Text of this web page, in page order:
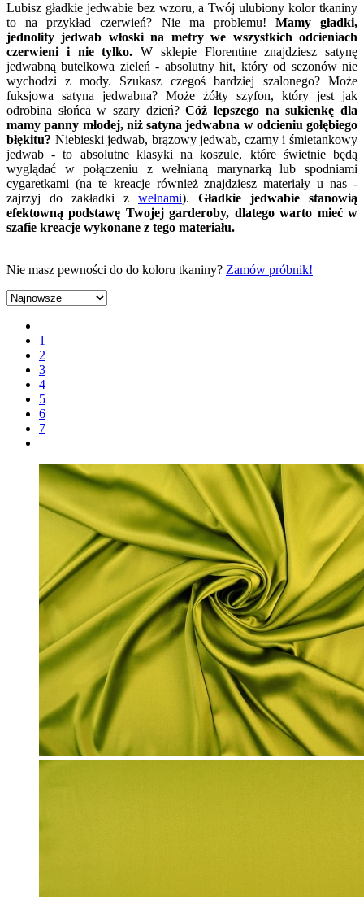
Lubisz gładkie jedwabie bez wzoru, a Twój ulubiony kolor tkaniny
to na przykład czerwień? Nie ma problemu! Mamy gładki,
jednolity jedwab włoski na metry we wszystkich odcieniach
czerwieni i nie tylko. W sklepie Florentine znajdziesz satynę
jedwabną butelkowa zieleń - absolutny hit, który od sezonów nie
wychodzi z mody. Szukasz czegoś bardziej szalonego? Może
fuksjowa satyna jedwabna? Może żółty szyfon, który jest jak
odrobina słońca w szary dzień?Cóż lepszego na sukienkę dla
mamy panny młodej, niż satyna jedwabna w odcieniu gołębiego
błękitu? Niebieski jedwab, brązowy jedwab, czarny i śmietankowy
jedwab - to absolutne klasyki na koszule, które świetnie będą
wyglądać w połączeniu z wełnianą marynarką lub spodniami
cygaretkami (na te kreacje również znajdziesz materiały u nas -
zajrzyj do zakładki z wełnami). Gładkie jedwabie stanowią
efektowną podstawę Twojej garderoby, dlatego warto mieć w
szafie kreacje wykonane z tego materiału.
Nie masz pewności do do koloru tkaniny? Zamów próbnik!
1
2
3
4
5
6
7